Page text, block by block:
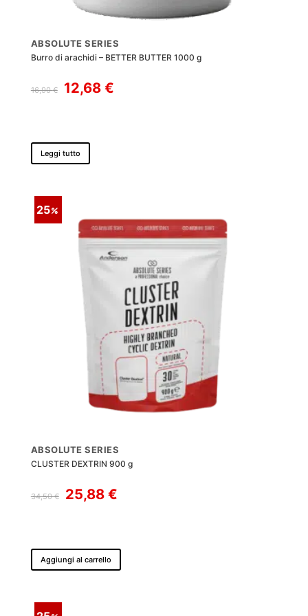
ABSOLUTE SERIES
Burro di arachidi – BETTER BUTTER 1000 g
16,90€
Il
prezzo
16,90 €.
12,68 €Il
Leggi tutto
25
ABSOLUTE SERIES
CLUSTER DEXTRIN 900 g
34,50€
Il
prezzo
34,50 €.
25,88 €Il
25,88 €.
Aggiungi al carrello